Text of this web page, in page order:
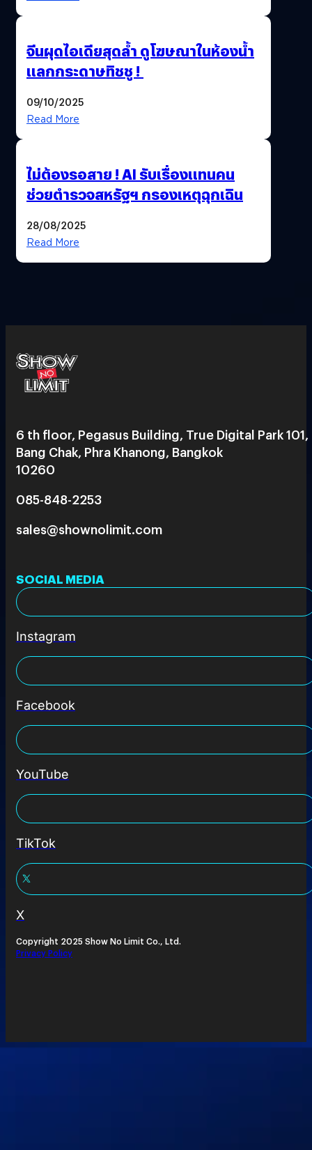
จีนผุดไอเดียสุดล้ำ ดูโฆษณาในห้องน้ำ
แลกกระดาษทิชชู !
09/10/2025
Read More
ไม่ต้องรอสาย ! AI รับเรื่องแทนคน
ช่วยตำรวจสหรัฐฯ กรองเหตุฉุกเฉิน
28/08/2025
Read More
6 th floor, Pegasus Building, True Digital Park 101,
Bang Chak, Phra Khanong, Bangkok
10260
085-848-2253
sales@shownolimit.com
SOCIAL MEDIA
Instagram
Facebook
YouTube
TikTok
X
Copyright 2025 Show No Limit Co., Ltd.
Privacy Policy